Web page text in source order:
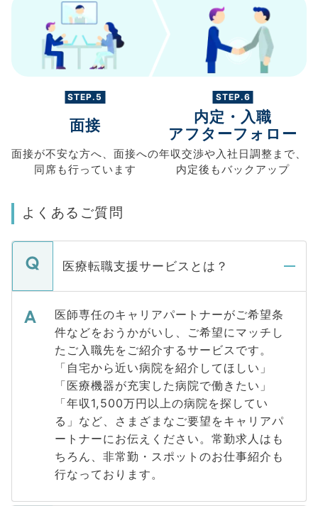
STEP.5
面接
面接が不安な方へ、 面接への
同席も行っています
STEP.6
内定・入職
アフターフォロー
年収交渉や入社日調整まで、
内定後もバックアップ
よくあるご質問
医療転職支援サービスとは？
医師専任のキャリアパートナーがご希望条
件などをおうかがいし、ご希望にマッチし
たご入職先をご紹介するサービスです。
「自宅から近い病院を紹介してほしい」
「医療機器が充実した病院で働きたい」
「年収1,500万円以上の病院を探してい
る」など、さまざまなご要望をキャリアパ
ートナーにお伝えください。常勤求人はも
ちろん、非常勤・スポットのお仕事紹介も
行なっております。